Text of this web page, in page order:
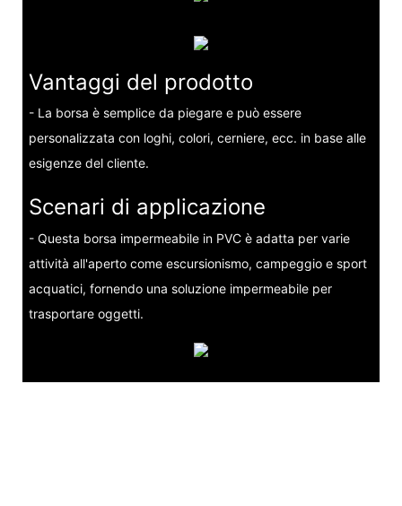
Vantaggi del prodotto
- La borsa è semplice da piegare e può essere
personalizzata con loghi, colori, cerniere, ecc. in base alle
esigenze del cliente.
Scenari di applicazione
- Questa borsa impermeabile in PVC è adatta per varie
attività all'aperto come escursionismo, campeggio e sport
acquatici, fornendo una soluzione impermeabile per
trasportare oggetti.